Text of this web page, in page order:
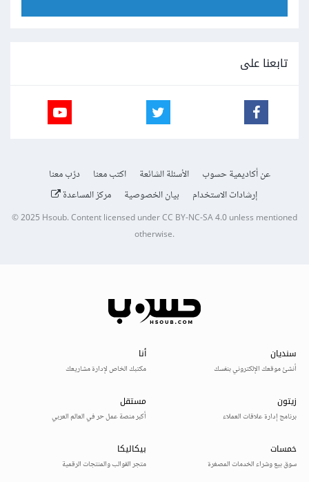
تابعنا على
عن أكاديمية حسوب الأسئلة الشائعة اكتب معنا
درّب معنا
إرشادات الاستخدام
بيان الخصوصية مركز المساعدة
© 2025Hsoub.Content licensed underCC BY-NC-SA 4.0unless mentioned
otherwise.